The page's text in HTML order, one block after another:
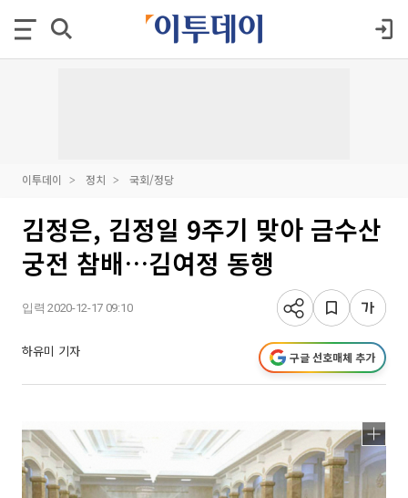
이투데이 정치 국회/정당
김정은, 김정일 9주기 맞아 금수산
궁전 참배…김여정 동행
입력 2020-12-17 09:10
하유미 기자 구글 선호매체 추가